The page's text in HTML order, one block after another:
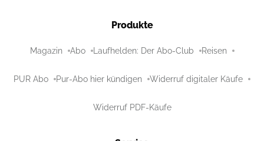
Produkte
Magazin Abo Laufhelden: Der Abo-Club Reisen
PUR Abo Pur-Abo hier kündigen Widerruf digitaler Käufe
Widerruf PDF-Käufe